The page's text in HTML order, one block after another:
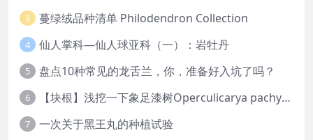
3 蔓绿绒品种清单 Philodendron Collection
4 仙人掌科—仙人球亚科（一）：岩牡丹
5 盘点10种常见的龙舌兰，你，准备好入坑了吗？
6 【块根】浅挖一下象足漆树Operculicarya pachypus
7 一次关于黑王丸的种植试验